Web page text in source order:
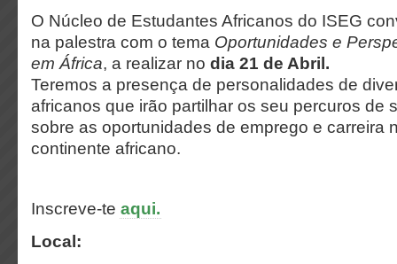
O Núcleo de Estudantes Africanos do ISEG
na palestra com o tema Oportunidades e
em África, a realizar no dia 21 de Abril.
Teremos a presença de personalidades de
africanos que irão partilhar os seu percuros de
sobre as oportunidades de emprego e carreira
continente africano.
Inscreve-te aqui.
Local: